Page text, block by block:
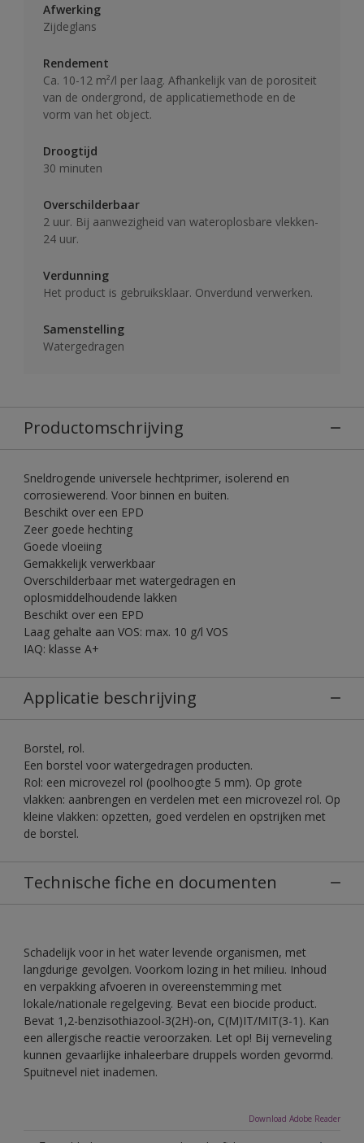
Afwerking
Zijdeglans
Rendement
Ca. 10-12 m²/l per laag. Afhankelijk van de porositeit
van de ondergrond, de applicatiemethode en de
vorm van het object.
Droogtijd
30 minuten
Overschilderbaar
2 uur. Bij aanwezigheid van wateroplosbare vlekken-
24 uur.
Verdunning
Het product is gebruiksklaar. Onverdund verwerken.
Samenstelling
Watergedragen
Productomschrijving
Sneldrogende universele hechtprimer, isolerend en
corrosiewerend. Voor binnen en buiten.
Beschikt over een EPD
Zeer goede hechting
Goede vloeiing
Gemakkelijk verwerkbaar
Overschilderbaar met watergedragen en
oplosmiddelhoudende lakken
Beschikt over een EPD
Laag gehalte aan VOS: max. 10 g/l VOS
IAQ: klasse A+
Applicatie beschrijving
Borstel, rol.
Een borstel voor watergedragen producten.
Rol: een microvezel rol (poolhoogte 5 mm). Op grote
vlakken: aanbrengen en verdelen met een microvezel rol. Op
kleine vlakken: opzetten, goed verdelen en opstrijken met
de borstel.
Technische fiche en documenten
Schadelijk voor in het water levende organismen, met
langdurige gevolgen. Voorkom lozing in het milieu. Inhoud
en verpakking afvoeren in overeenstemming met
lokale/nationale regelgeving. Bevat een biocide product.
Bevat 1,2-benzisothiazool-3(2H)-on, C(M)IT/MIT(3-1). Kan
een allergische reactie veroorzaken. Let op! Bij verneveling
kunnen gevaarlijke inhaleerbare druppels worden gevormd.
Spuitnevel niet inademen.
Download Adobe Reader